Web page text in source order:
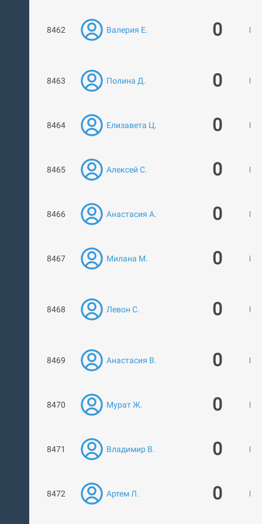
8462 Валерия Е. 0
8463 Полина Д. 0
8464 Елизавета Ц. 0
8465 Алексей С. 0
8466 Анастасия А. 0
8467 Милана М. 0
8468 Левон С. 0
8469 Анастасия В. 0
8470 Мурат Ж. 0
8471 Владимир В. 0
8472 Артем Л. 0